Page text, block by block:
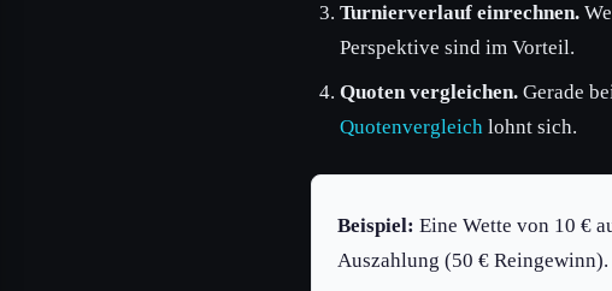
Turnierverlauf einrechnen.
Perspektive sind im Vorteil.
Quoten vergleichen. Gerade
Quotenvergleich lohnt sich.
Beispiel: Eine Wette von 10 €
Auszahlung (50 € Reingewinn).